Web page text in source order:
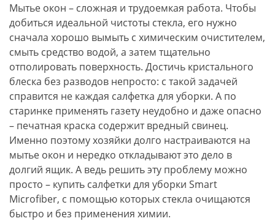
Мытье окон – сложная и трудоемкая работа. Чтобы
добиться идеальной чистоты стекла, его нужно
сначала хорошо вымыть с химическим очистителем,
смыть средство водой, а затем тщательно
отполировать поверхность. Достичь кристального
блеска без разводов непросто: с такой задачей
справится не каждая салфетка для уборки. А по
старинке применять газету неудобно и даже опасно
– печатная краска содержит вредный свинец.
Именно поэтому хозяйки долго настраиваются на
мытье окон и нередко откладывают это дело в
долгий ящик. А ведь решить эту проблему можно
просто – купить салфетки для уборки Smart
Microfiber, с помощью которых стекла очищаются
быстро и без применения химии.